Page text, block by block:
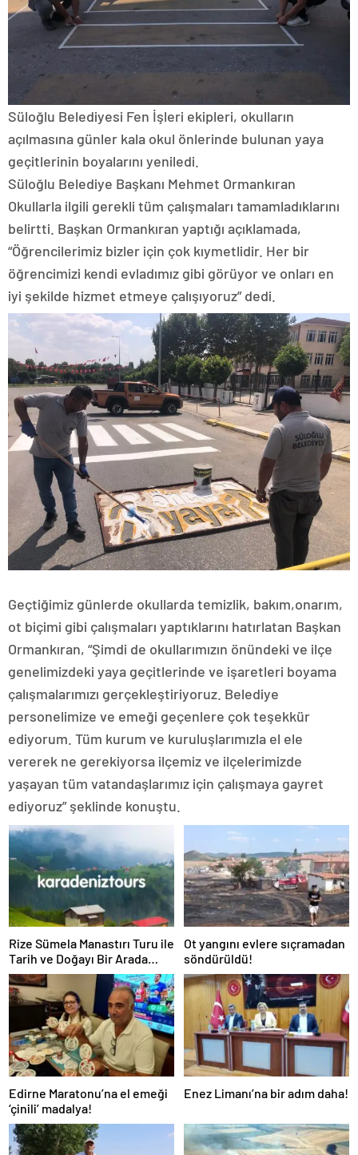
Süloğlu Belediyesi Fen İşleri ekipleri, okulların
açılmasına günler kala okul önlerinde bulunan yaya
geçitlerinin boyalarını yeniledi.
Süloğlu Belediye Başkanı Mehmet Ormankıran
Okullarla ilgili gerekli tüm çalışmaları tamamladıklarını
belirtti. Başkan Ormankıran yaptığı açıklamada,
“Öğrencilerimiz bizler için çok kıymetlidir. Her bir
öğrencimizi kendi evladımız gibi görüyor ve onları en
iyi şekilde hizmet etmeye çalışıyoruz” dedi.
Geçtiğimiz günlerde okullarda temizlik, bakım,onarım,
ot biçimi gibi çalışmaları yaptıklarını hatırlatan Başkan
Ormankıran, “Şimdi de okullarımızın önündeki ve ilçe
genelimizdeki yaya geçitlerinde ve işaretleri boyama
çalışmalarımızı gerçekleştiriyoruz. Belediye
personelimize ve emeği geçenlere çok teşekkür
ediyorum. Tüm kurum ve kuruluşlarımızla el ele
vererek ne gerekiyorsa ilçemiz ve ilçelerimizde
yaşayan tüm vatandaşlarımız için çalışmaya gayret
ediyoruz” şeklinde konuştu.
Rize Sümela Manastırı Turu ile
Tarih ve Doğayı Bir Arada
Keşfedin
Ot yangını evlere sıçramadan
söndürüldü!
Edirne Maratonu’na el emeği
‘çinili’ madalya!
Enez Limanı’na bir adım daha!